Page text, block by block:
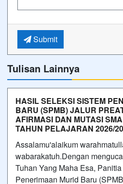
Submit
Tulisan Lainnya
HASIL SELEKSI SISTEM
BARU (SPMB) JALUR
AFIRMASI DAN MUTASI
TAHUN PELAJARAN 2026/
Assalamu'alaikum
wabarakatuh.Dengan
Tuhan Yang Maha Esa,
Penerimaan Murid Baru